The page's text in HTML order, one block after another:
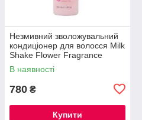
Незмивний зволожувальний
кондиціонер для волосся Milk
Shake Flower Fragrance
Leave In Conditioner, 350 мл
В наявності
780 ₴
Купити